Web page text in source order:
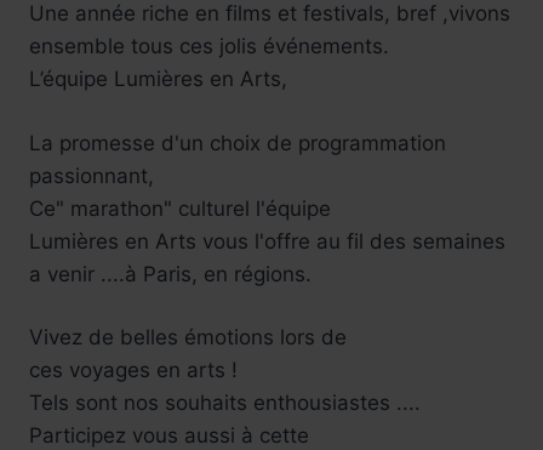
Une année riche en films et festivals, bref ,vivons
ensemble tous ces jolis événements.
L’équipe Lumières en Arts,
La promesse d'un choix de programmation
passionnant,
Ce" marathon" culturel l'équipe
Lumières en Arts vous l'offre au fil des semaines
a venir ....à Paris, en régions.
Vivez de belles émotions lors de
ces voyages en arts !
Tels sont nos souhaits enthousiastes ....
Participez vous aussi à cette